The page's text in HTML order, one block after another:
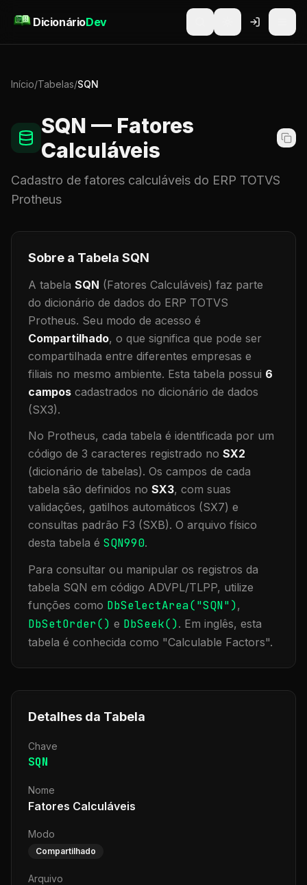
DicionárioDev
Início/Tabelas/SQN
SQN — Fatores
Calculáveis
Cadastro de fatores calculáveis do ERP TOTVS
Protheus
Sobre a Tabela SQN
A tabela SQN (Fatores Calculáveis) faz parte
do dicionário de dados do ERP TOTVS
Protheus. Seu modo de acesso é
Compartilhado, o que significa que pode ser
compartilhada entre diferentes empresas e
filiais no mesmo ambiente. Esta tabela possui 6
campos cadastrados no dicionário de dados
(SX3).
No Protheus, cada tabela é identificada por um
código de 3 caracteres registrado no SX2
(dicionário de tabelas). Os campos de cada
tabela são definidos no SX3, com suas
validações, gatilhos automáticos (SX7) e
consultas padrão F3 (SXB). O arquivo físico
desta tabela é SQN990.
Para consultar ou manipular os registros da
tabela SQN em código ADVPL/TLPP, utilize
funções como DbSelectArea("SQN"),
DbSetOrder() e DbSeek(). Em inglês, esta
tabela é conhecida como "Calculable Factors".
Detalhes da Tabela
Chave
SQN
Nome
Fatores Calculáveis
Modo
Compartilhado
Arquivo